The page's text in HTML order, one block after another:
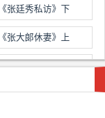
张廷秀私访》下
张大郞休妻》上
站花墙》选段
薛礼还家》选段